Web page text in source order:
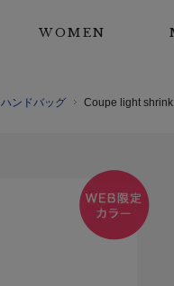
WOMEN
ハンドバッグ Coupe light